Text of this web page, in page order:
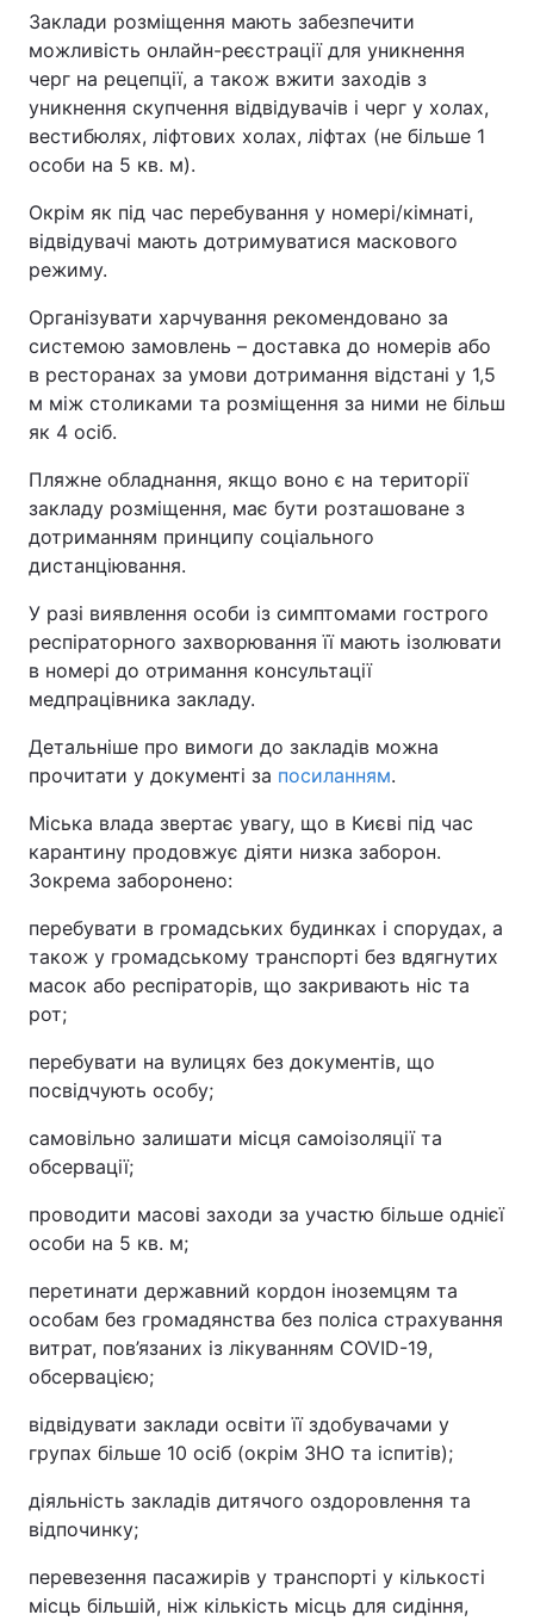
Заклади розміщення мають забезпечити
можливість онлайн-реєстрації для уникнення
черг на рецепції, а також вжити заходів з
уникнення скупчення відвідувачів і черг у холах,
вестибюлях, ліфтових холах, ліфтах (не більше 1
особи на 5 кв. м).
Окрім як під час перебування у номері/кімнаті,
відвідувачі мають дотримуватися маскового
режиму.
Організувати харчування рекомендовано за
системою замовлень – доставка до номерів або
в ресторанах за умови дотримання відстані у 1,5
м між столиками та розміщення за ними не більш
як 4 осіб.
Пляжне обладнання, якщо воно є на території
закладу розміщення, має бути розташоване з
дотриманням принципу соціального
дистанціювання.
У разі виявлення особи із симптомами гострого
респіраторного захворювання її мають ізолювати
в номері до отримання консультації
медпрацівника закладу.
Детальніше про вимоги до закладів можна
прочитати у документі за посиланням.
Міська влада звертає увагу, що в Києві під час
карантину продовжує діяти низка заборон.
Зокрема заборонено:
перебувати в громадських будинках і спорудах, а
також у громадському транспорті без вдягнутих
масок або респіраторів, що закривають ніс та
рот;
перебувати на вулицях без документів, що
посвідчують особу;
самовільно залишати місця самоізоляції та
обсервації;
проводити масові заходи за участю більше однієї
особи на 5 кв. м;
перетинати державний кордон іноземцям та
особам без громадянства без поліса страхування
витрат, пов’язаних із лікуванням COVID-19,
обсервацією;
відвідувати заклади освіти її здобувачами у
групах більше 10 осіб (окрім ЗНО та іспитів);
діяльність закладів дитячого оздоровлення та
відпочинку;
перевезення пасажирів у транспорті у кількості
місць більшій, ніж кількість місць для сидіння,